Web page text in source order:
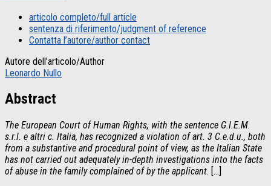
articolo completo/full article
sentenza di riferimento/judgment of reference
Contatta l’autore/author contact
Autore dell’articolo/Author
Leonardo Nullo
Abstract
The European Court of Human Rights, with the sentence G.I.E.M.
s.r.l. e altri c. Italia, has recognized a violation of art. 3 C.e.d.u., both
from a substantive and procedural point of view, as the Italian State
has not carried out adequately in-depth investigations into the facts
of abuse in the family complained of by the applicant. […]